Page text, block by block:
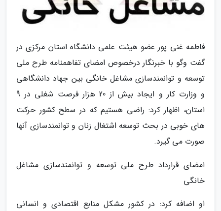
فاطمه غنی پور عضو هیئت علمی دانشگاه استان مرکزی در
گفت وگو با خبرنگار درخصوص امضای تفاهمنامه طرح ملی
توسعه و توانمندسازی مشاغل خانگی بین جهاد دانشگاهی
و وزارت کار و ایجاد بیش از 20 هزار فرصت شغلی در 9
استان، اظهار کرد: راضی هستیم که در سطح کشور حرکت
های خوبی در بحث توسعه اشتغال زنان و توانمندسازی آنها
صورت می گیرد.
امضای قرارداد طرح ملی توسعه و توانمندسازی مشاغل
خانگی
او اضافه کرد: در کشور مشکل منابع اقتصادی و انسانی